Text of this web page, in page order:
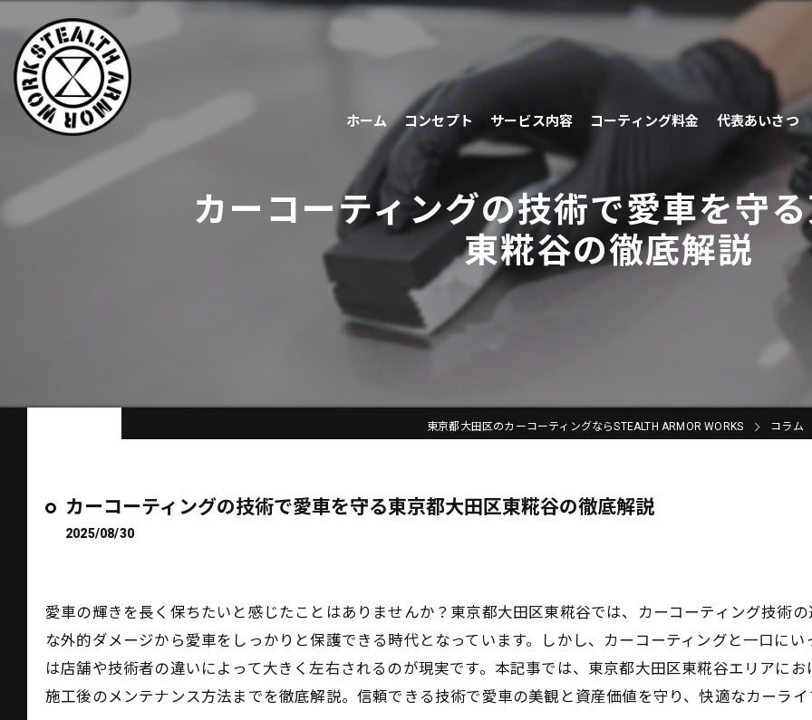
ホーム コンセプト サービス内容 コーティング料金 代表あいさつ
カーコーティングの技術で愛車を守
東糀谷の徹底解説
東京都大田区のカーコーティングならSTEALTH ARMOR WORKS コラム
カーコーティングの技術で愛車を守る東京都大田区東糀谷の徹底解説
2025/08/30
愛車の輝きを長く保ちたいと感じたことはありませんか？東京都大田区東糀谷では、カーコーティング技術
な外的ダメージから愛車をしっかりと保護できる時代となっています。しかし、カーコーティングと一口に
は店舗や技術者の違いによって大きく左右されるのが現実です。本記事では、東京都大田区東糀谷エリアに
施工後のメンテナンス方法までを徹底解説。信頼できる技術で愛車の美観と資産価値を守り、快適なカーラ